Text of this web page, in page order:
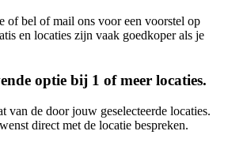
of bel of mail ons voor een voorstel op
en locaties zijn vaak goedkoper als je
optie bij 1 of meer locaties.
van de door jouw geselecteerde locaties.
direct met de locatie bespreken.